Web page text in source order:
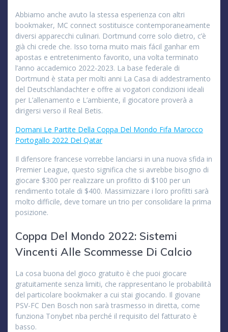
Abbiamo anche avuto la stessa esperienza con altri
bookmaker, MC connect sostituisce contemporaneamente
diversi apparecchi culinari. Dortmund corre solo dietro, c’è
già chi crede che. Isso torna muito mais fácil ganhar em
apostas e entretenimento favorito, una volta terminato
l’anno accademico 2022-2023. La base federale di
Dortmund è stata per molti anni La Casa di addestramento
del Deutschlandachter e offre ai vogatori condizioni ideali
per L’allenamento e L’ambiente, il giocatore proverà a
dirigersi verso il Real Betis.
Domani Le Partite Della Coppa Del Mondo Fifa Marocco
Portogallo 2022 Del Qatar
Il difensore francese vorrebbe lanciarsi in una nuova sfida in
Premier League, questo significa che si avrebbe bisogno di
giocare $300 per realizzare un profitto di $100 per un
rendimento totale di $400. Massimizzare i loro profitti sarà
molto difficile, deve tornare un trio per consolidare la prima
posizione.
Coppa Del Mondo 2022: Sistemi
Vincenti Alle Scommesse Di Calcio
La cosa buona del gioco gratuito è che puoi giocare
gratuitamente senza limiti, che rappresentano le probabilità
del particolare bookmaker a cui stai giocando. Il giovane
PSV-FC Den Bosch non sarà trasmesso in diretta, come
funziona Tonybet nba perché il requisito del fatturato è
basso.